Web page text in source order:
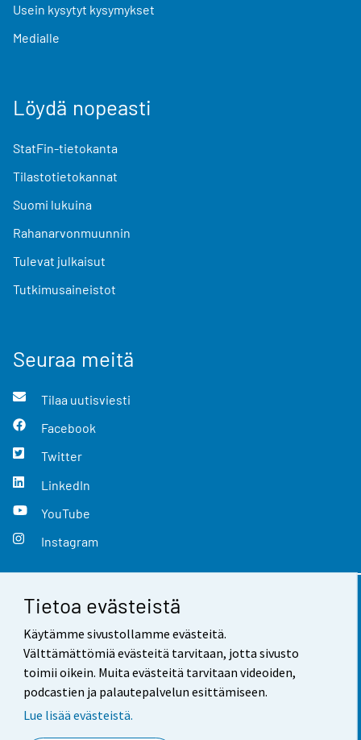
Tietoa evästeistä
Käytämme sivustollamme evästeitä.
Välttämättömiä evästeitä tarvitaan, jotta sivusto
toimii oikein. Muita evästeitä tarvitaan videoiden,
podcastien ja palautepalvelun esittämiseen.
Lue lisää evästeistä.
Usein kysytyt kysymykset
Medialle
Löydä nopeasti
StatFin-tietokanta
Tilastotietokannat
Suomi lukuina
Rahanarvonmuunnin
Tulevat julkaisut
Tutkimusaineistot
Seuraa meitä
Tilaa uutisviesti
Facebook
Twitter
LinkedIn
YouTube
Instagram
Yhteystiedot
Palaute
Käyttöehdot